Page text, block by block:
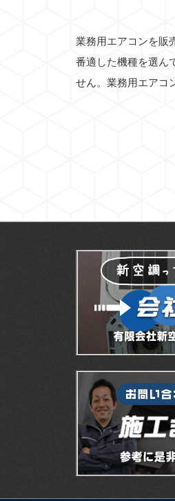
業務用エアコンを販
番適した機種を選ん
せん。業務用エアコ